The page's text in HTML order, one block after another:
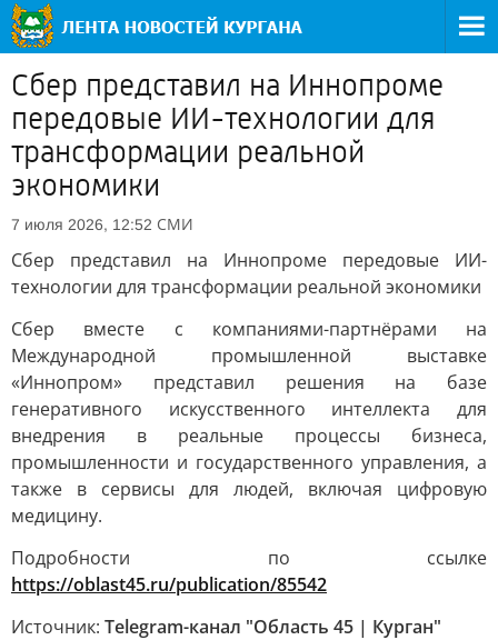
Сбер представил на Иннопроме
передовые ИИ-технологии для
трансформации реальной
экономики
7 июля 2026, 12:52 СМИ
Сбер представил на Иннопроме передовые ИИ-
технологии для трансформации реальной экономики
Сбер вместе с компаниями-партнёрами на
Международной промышленной выставке
«Иннопром» представил решения на базе
генеративного искусственного интеллекта для
внедрения в реальные процессы бизнеса,
промышленности и государственного управления, а
также в сервисы для людей, включая цифровую
медицину.
Подробности по ссылке
https://oblast45.ru/publication/85542
Источник: Telegram-канал "Область 45 | Курган"